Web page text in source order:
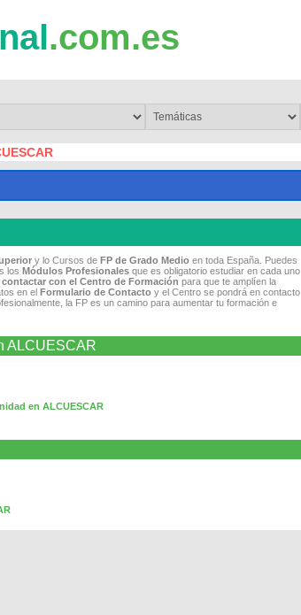
.com.es
y lo Cursos de FP de Grado Medio en toda España. Puedes
los Módulos Profesionales que es obligatorio estudiar en cada uno
contactar con el Centro de Formación para que te amplíen la
en el Formulario de Contacto y el Centro se pondrá en contacto
la FP es un camino para aumentar tu formación e
ALCUESCAR
en ALCUESCAR